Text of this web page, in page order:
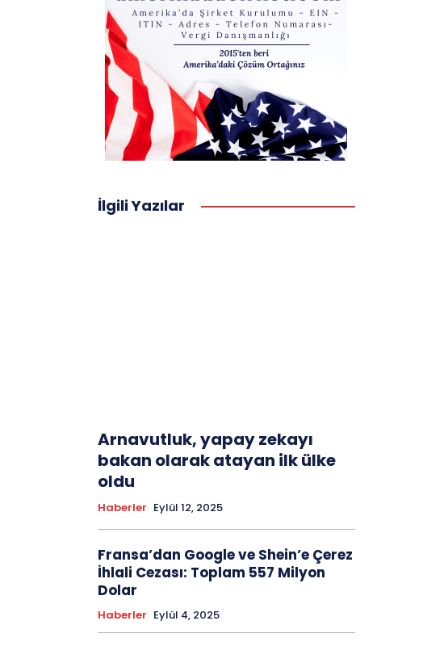
İlgili Yazılar
Arnavutluk, yapay zekayı
bakan olarak atayan ilk ülke
oldu
Haberler Eylül 12, 2025
Fransa’dan Google ve Shein’e Çerez
İhlali Cezası: Toplam 557 Milyon
Dolar
Haberler Eylül 4, 2025